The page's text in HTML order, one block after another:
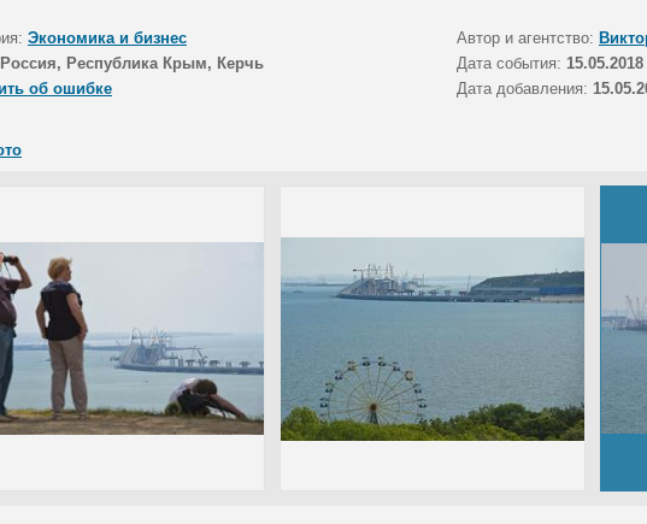
Экономика и бизнес Автор и агентство:
Россия, Республика Крым, Керчь Дата события: 15.05.2018
об ошибке
Дата добавления: